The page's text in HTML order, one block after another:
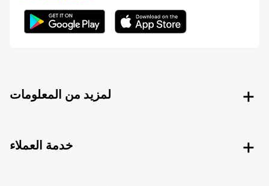
لمزيد من المعلومات
خدمة العملاء